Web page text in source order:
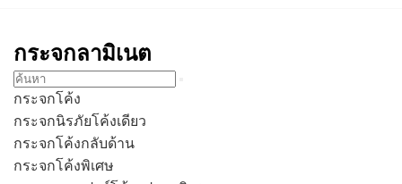
กระจกลามิเนต
กระจกโค้ง
กระจกนิรภัยโค้งเดียว
กระจกโค้งกลับด้าน
กระจกโค้งพิเศษ